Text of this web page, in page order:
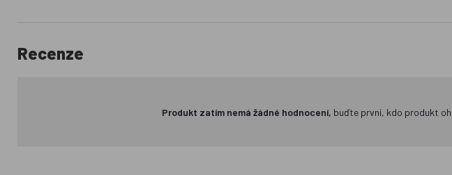
Recenze
Produkt zatím nemá žádné hodnocení, buďte první, kdo produkt